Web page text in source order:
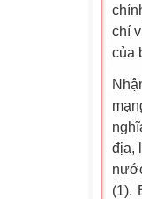
chí
của
địa,
(1).